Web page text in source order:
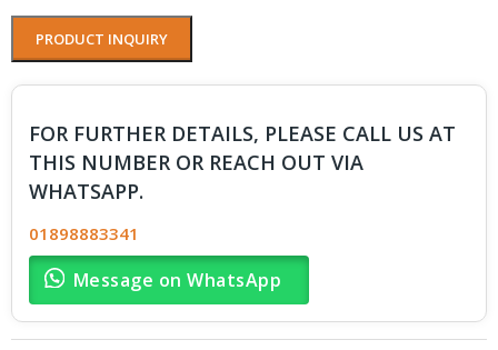
PRODUCT INQUIRY
FOR FURTHER DETAILS, PLEASE CALL US AT
THIS NUMBER OR REACH OUT VIA
WHATSAPP.
01898883341
Message on WhatsApp